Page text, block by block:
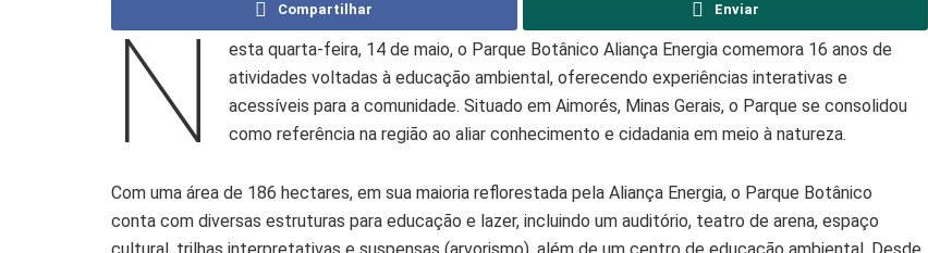
Compartilhar Enviar
N
esta quarta-feira, 14 de maio, o Parque Botânico Aliança Energia comemora 16 anos de
atividades voltadas à educação ambiental, oferecendo experiências interativas e
acessíveis para a comunidade. Situado em Aimorés, Minas Gerais, o Parque se consolidou
como referência na região ao aliar conhecimento e cidadania em meio à natureza.
Com uma área de 186 hectares, em sua maioria reflorestada pela Aliança Energia, o Parque Botânico
conta com diversas estruturas para educação e lazer, incluindo um auditório, teatro de arena, espaço